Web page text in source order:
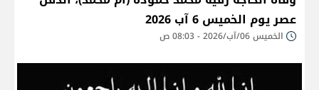
عصر يوم الخميس 6 آب 2026
الخميس 06/آب/2026 - 08:03 ص